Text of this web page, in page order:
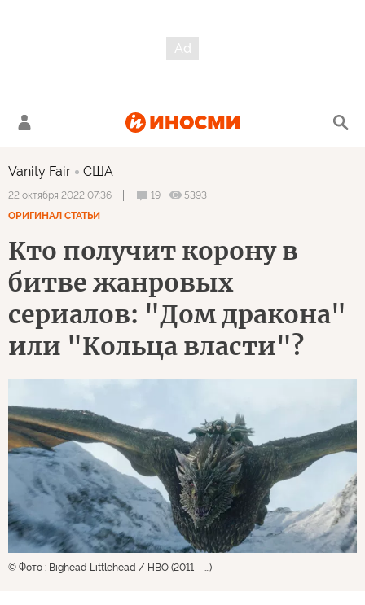
Vanity Fair США
22 октября 2022 07:36 19
5393
ОРИГИНАЛ СТАТЬИ
Кто получит корону в
битве жанровых
сериалов: "Дом дракона"
или "Кольца власти"?
© Фото : Bighead Littlehead / HBO (2011 – ...)